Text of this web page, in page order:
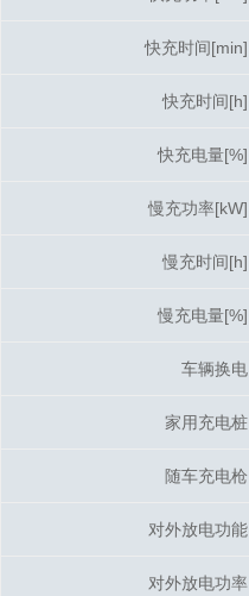
快充时间[min]
快充时间[h]
快充电量[%]
慢充功率[kW]
慢充时间[h]
慢充电量[%]
车辆换电
家用充电桩
随车充电枪
对外放电功能
对外放电功率
快充时间[min]
快充时间[h]
快充电量[%]
慢充功率[kW]
慢充时间[h]
慢充电量[%]
车辆换电
家用充电桩
随车充电枪
对外放电功能
对外放电功率